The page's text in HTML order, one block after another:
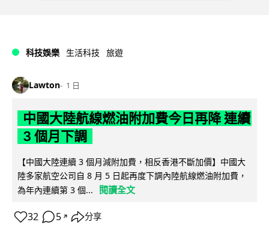
科技娛樂 生活科技 旅遊
Lawton 1 日
中國大陸航線燃油附加費今日再降 連續
3 個月下調
【中國大陸連續 3 個月減附加費，相反香港不斷加價】中國大
陸多家航空公司自 8 月 5 日起再度下調內陸航線燃油附加費，
為年內連續第 3 個...
閱讀全文
32 5 ↗ 分享